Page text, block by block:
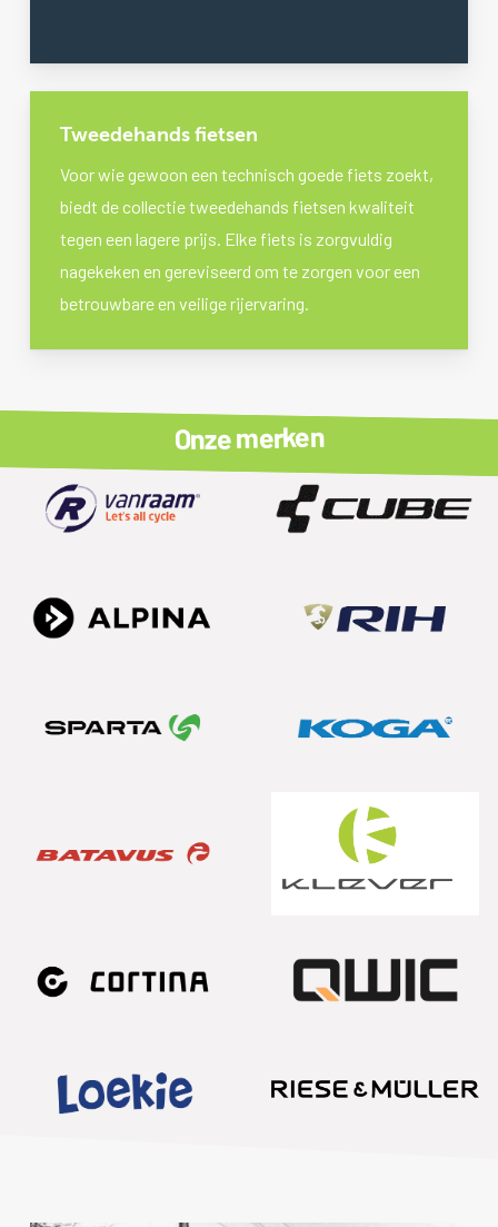
Tweedehands fietsen
Voor wie gewoon een technisch goede fiets zoekt,
biedt de collectie tweedehands fietsen kwaliteit
tegen een lagere prijs. Elke fiets is zorgvuldig
nagekeken en gereviseerd om te zorgen voor een
betrouwbare en veilige rijervaring.
Onze merken